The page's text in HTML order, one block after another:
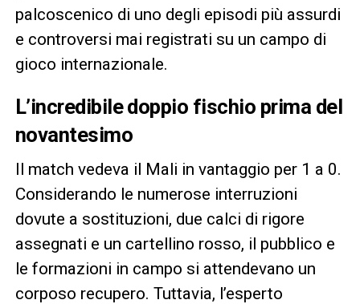
palcoscenico di uno degli episodi più assurdi
e controversi mai registrati su un campo di
gioco internazionale.
L’incredibile doppio fischio prima del
novantesimo
Il match vedeva il Mali in vantaggio per 1 a 0.
Considerando le numerose interruzioni
dovute a sostituzioni, due calci di rigore
assegnati e un cartellino rosso, il pubblico e
le formazioni in campo si attendevano un
corposo recupero. Tuttavia, l’esperto